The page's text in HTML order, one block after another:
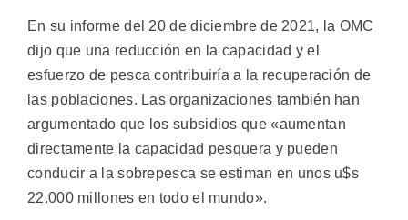
En su informe del 20 de diciembre de 2021, la OMC
dijo que una reducción en la capacidad y el
esfuerzo de pesca contribuiría a la recuperación de
las poblaciones. Las organizaciones también han
argumentado que los subsidios que «aumentan
directamente la capacidad pesquera y pueden
conducir a la sobrepesca se estiman en unos u$s
22.000 millones en todo el mundo».